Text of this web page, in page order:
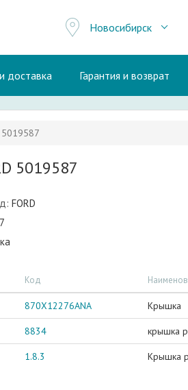
Новосибирск
доставка Гарантия и возврат
5019587
5019587
FORD
Код
870X12276ANA Крышка
8834 крышка
1.8.3 Крышка